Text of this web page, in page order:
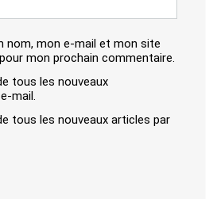
nom, mon e-mail et mon site
mon prochain commentaire.
tous les nouveaux
mail.
tous les nouveaux articles par